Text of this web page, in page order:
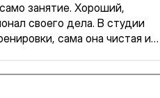
занятие. Хороший,
своего дела. В студии
сама она чистая и